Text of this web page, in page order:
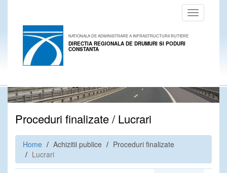
Toggle
navigation
NATIONALA DE ADMINISTRARE A INFRASTRUCTURII RUTIERE
DIRECTIA REGIONALA DE DRUMURI SI PODURI
CONSTANTA
Proceduri finalizate / Lucrari
Home Achizitii publice
Proceduri finalizate
Lucrari